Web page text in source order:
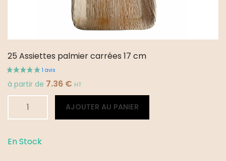
25 Assiettes palmier carrées 17 cm
à partir de 7.36 € HT
Assiettes
AJOUTER AU PANIER
En Stock